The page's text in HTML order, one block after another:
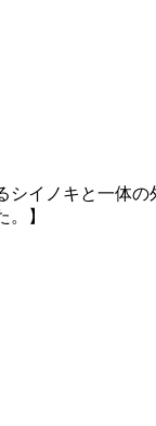
シイノキと一体
】